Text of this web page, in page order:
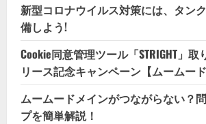
新型コロナウイルス対策には、タン
備しよう!
Cookie同意管理ツール「STRIGHT」取
リース記念キャンペーン【ムームード
ムームードメインがつながらない？
プを簡単解説！